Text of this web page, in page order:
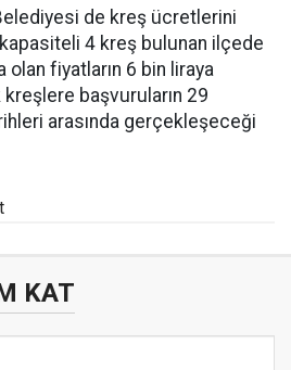
de kreş ücretlerini
4 kreş bulunan ilçede
olan fiyatların 6 bin liraya
başvuruların 29
arasında gerçekleşeceği
KAT